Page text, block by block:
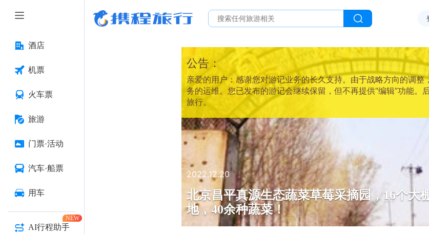
酒店
机票
火车票
旅游
门票·活动
汽车·船票
用车
AI行程助手
NEW
公告：
亲爱的用户：感谢您对游记业务的长久支持。由于战略方向的调
务的运维。您已发布的游记会继续保留，但不再提供“编辑”功能。
旅行。
2022.12.20
北京昌平真源生态蔬菜草莓采摘园，16个大
地，40余种蔬菜！